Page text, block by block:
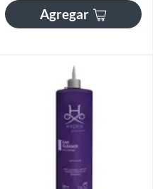
Agregar